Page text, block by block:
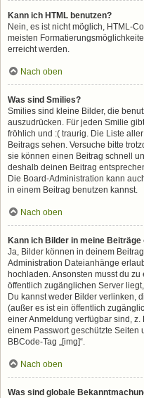
Kann ich HTML benutzen?
Nein, es ist nicht möglich, HTML-
meisten
erreicht werden.
Nach oben
Was sind Smilies?
Smilies sind kleine Bilder, die
auszudrücken. Für jeden Smilie
fröhlich und :( traurig. Die Liste
Beitrags sehen. Versuche bitte
sie können einen Beitrag schnell
deshalb deinen Beitrag
Die Board-Administration kann
in einem Beitrag benutzen kannst.
Nach oben
Kann ich Bilder in meine Beiträge
Ja, Bilder können in deinem
Administration Dateianhänge
hochladen. Ansonsten musst du
öffentlich zugänglichen Server
Du kannst weder Bilder verlinken,
(außer es ist ein öffentlich
einer Anmeldung verfügbar sind,
einem Passwort geschützte Seiten
BBCode-Tag „[img]“.
Nach oben
Was sind globale